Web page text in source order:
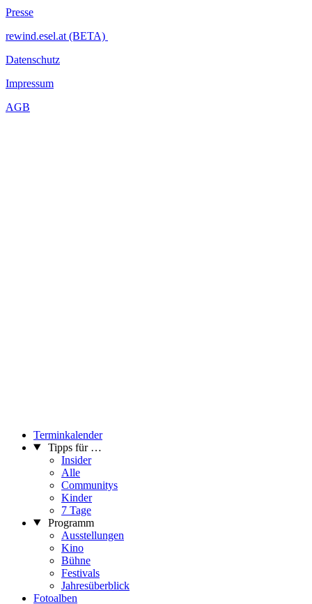
Presse
rewind.esel.at (BETA)
Datenschutz
Impressum
AGB
Terminkalender
Tipps für …
Insider
Alle
Communitys
Kinder
7 Tage
Programm
Ausstellungen
Kino
Bühne
Festivals
Jahresüberblick
Fotoalben